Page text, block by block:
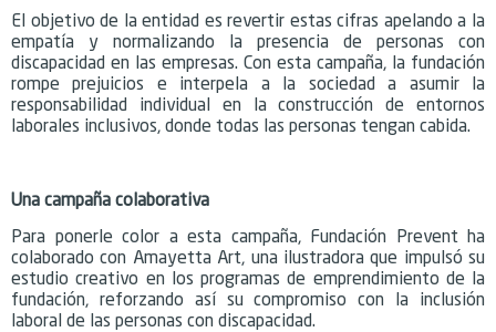
El objetivo de la entidad es revertir estas cifras apelando a la
empatía y normalizando la presencia de personas con
discapacidad en las empresas. Con esta campaña, la fundación
rompe prejuicios e interpela a la sociedad a asumir la
responsabilidad individual en la construcción de entornos
laborales inclusivos, donde todas las personas tengan cabida.
Una campaña colaborativa
Para ponerle color a esta campaña, Fundación Prevent ha
colaborado con Amayetta Art, una ilustradora que impulsó su
estudio creativo en los programas de emprendimiento de la
fundación, reforzando así su compromiso con la inclusión
laboral de las personas con discapacidad.